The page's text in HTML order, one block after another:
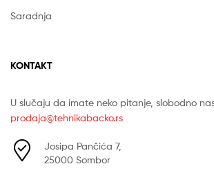
Saradnja
KONTAKT
U slučaju da imate neko pitanje, slobodno
prodaja@tehnikabacko.rs
Josipa Pančića 7,
25000 Sombor